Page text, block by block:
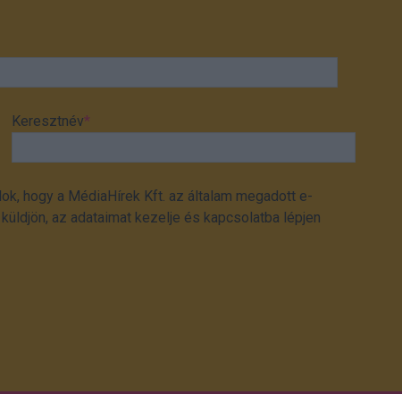
Keresztnév*
hogy a MédiaHírek Kft. az általam megadott e-
az adataimat kezelje és kapcsolatba lépjen